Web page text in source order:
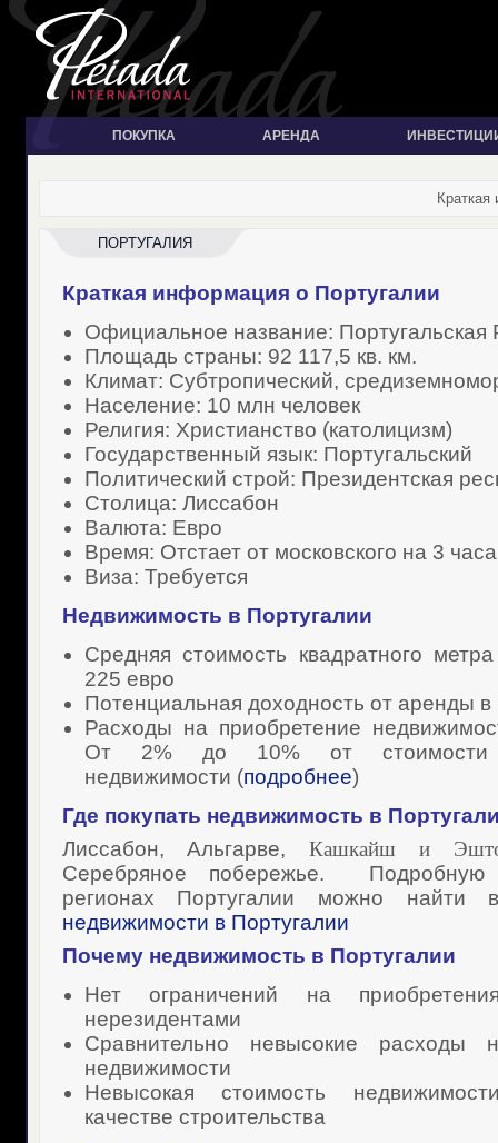
ПОКУПКА АРЕНДА
ПОРТУГАЛИЯ
Краткая информация о Португалии
Официальное название: Португальская
Площадь страны: 92 117,5 кв. км.
Климат: Субтропический,
Население: 10 млн человек
Религия: Христианство (католицизм)
Государственный язык: Португальский
Политический строй: Президентская
Столица: Лиссабон
Валюта: Евро
Время: Отстает от московского на 3 часа
Виза: Требуется
Недвижимость в Португалии
Средняя стоимость квадратного
225 евро
Потенциальная доходность от аренды в
Расходы на приобретение
От 2% до 10% от стоимости
недвижимости (подробнее)
Где покупать недвижимость в
Лиссабон, Альгарве,Кашкайш и
Серебряное побережье.
регионах Португалии можно
недвижимости в Португалии
Почему недвижимость в Португалии
Нет ограничений на
нерезидентами
Сравнительно невысокие расходы
недвижимости
Невысокая стоимость
качестве строительства